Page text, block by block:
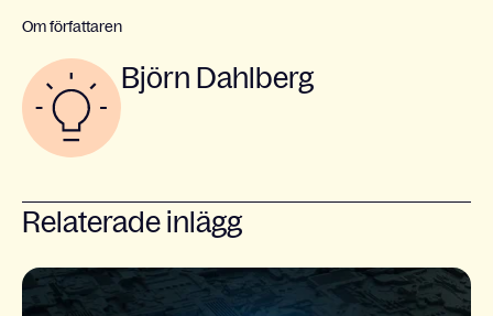
Om författaren
Björn Dahlberg
Relaterade inlägg